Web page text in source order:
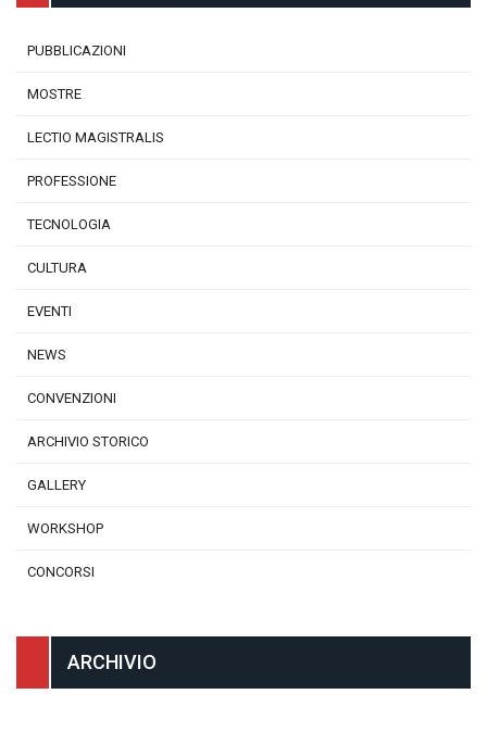
PUBBLICAZIONI
MOSTRE
LECTIO MAGISTRALIS
PROFESSIONE
TECNOLOGIA
CULTURA
EVENTI
NEWS
CONVENZIONI
ARCHIVIO STORICO
GALLERY
WORKSHOP
CONCORSI
ARCHIVIO